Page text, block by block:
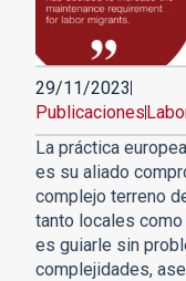
29/11/2023
Publicaciones
La práctica
es su aliado
complejo terreno
tanto locales
es guiarle sin
complejidades,